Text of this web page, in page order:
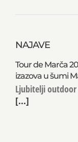
NAJAVE
Tour de Marča
izazova u šumi
Ljubitelji outdoor
[...]